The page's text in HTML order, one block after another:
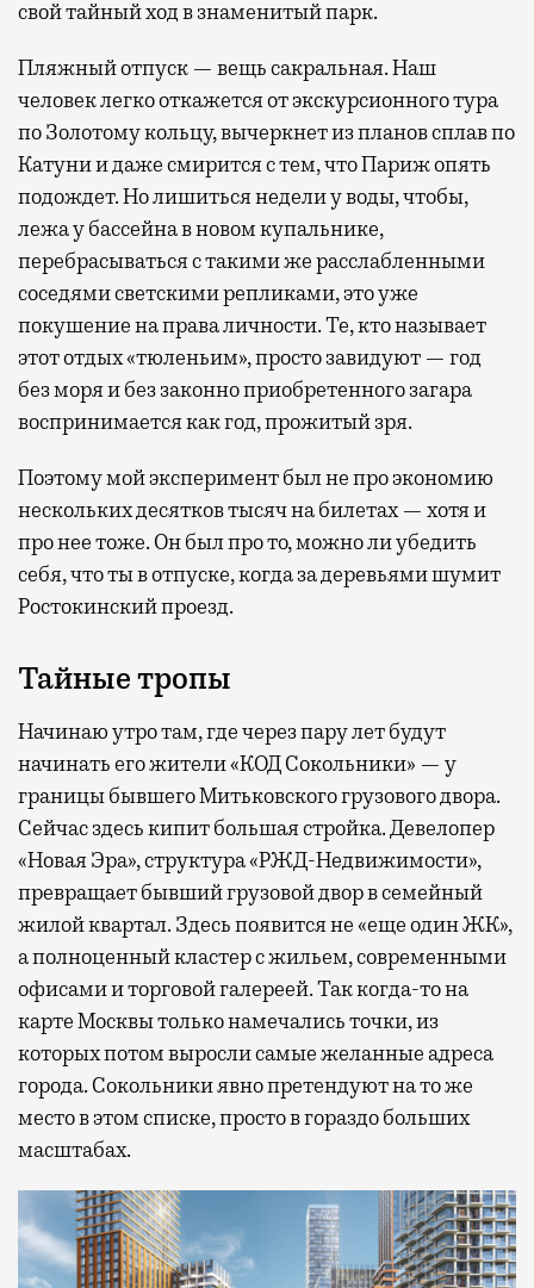
свой тайный ход в знаменитый парк.
Пляжный отпуск — вещь сакральная. Наш
человек легко откажется от экскурсионного тура
по Золотому кольцу, вычеркнет из планов сплав по
Катуни и даже смирится с тем, что Париж опять
подождет. Но лишиться недели у воды, чтобы,
лежа у бассейна в новом купальнике,
перебрасываться с такими же расслабленными
соседями светскими репликами, это уже
покушение на права личности. Те, кто называет
этот отдых «тюленьим», просто завидуют — год
без моря и без законно приобретенного загара
воспринимается как год, прожитый зря.
Поэтому мой эксперимент был не про экономию
нескольких десятков тысяч на билетах — хотя и
про нее тоже. Он был про то, можно ли убедить
себя, что ты в отпуске, когда за деревьями шумит
Ростокинский проезд.
Тайные тропы
Начинаю утро там, где через пару лет будут
начинать его жители «КОД Сокольники» — у
границы бывшего Митьковского грузового двора.
Сейчас здесь кипит большая стройка. Девелопер
«Новая Эра», структура «РЖД-Недвижимости»,
превращает бывший грузовой двор в семейный
жилой квартал. Здесь появится не «еще один ЖК»,
а полноценный кластер с жильем, современными
офисами и торговой галереей. Так когда-то на
карте Москвы только намечались точки, из
которых потом выросли самые желанные адреса
города. Сокольники явно претендуют на то же
место в этом списке, просто в гораздо больших
масштабах.